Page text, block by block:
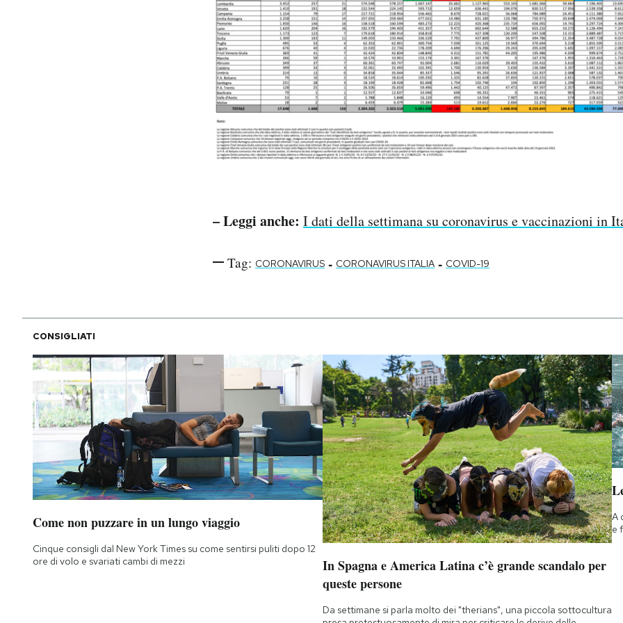
– Leggi anche: I dati della settimana su coronavirus e vaccinazioni in
Tag: CORONAVIRUS - CORONAVIRUS ITALIA - COVID-19
CONSIGLIATI
Come non puzzare in un lungo viaggio
Cinque consigli dal New York Times su come sentirsi puliti dopo 12
ore di volo e svariati cambi di mezzi
In Spagna e America Latina c’è grande scandalo per
queste persone
Da settimane si parla molto dei "therians", una piccola sottocultura
A
e